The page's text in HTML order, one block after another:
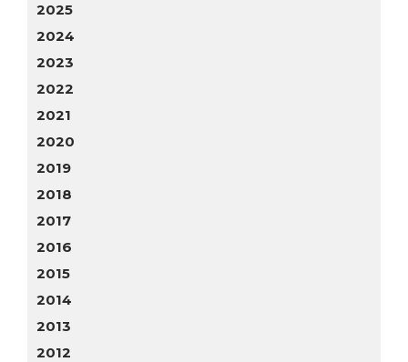
2025
2024
2023
2022
2021
2020
2019
2018
2017
2016
2015
2014
2013
2012